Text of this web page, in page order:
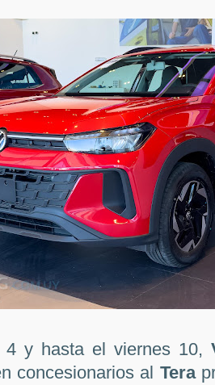
4 y hasta el viernes 10,
concesionarios al Tera